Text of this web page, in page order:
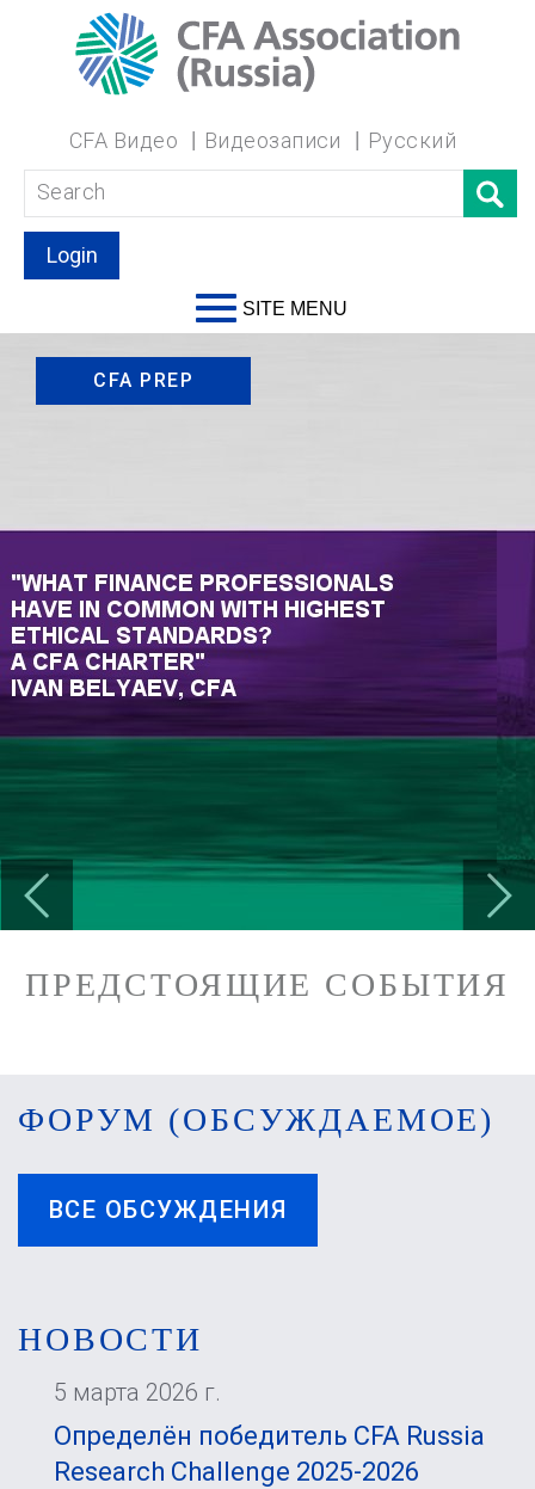
CFA Видео Видеозаписи Русский
Login
SITE MENU
CFA PREP
Previous
ПРЕДСТОЯЩИЕ СОБЫТИЯ
ФОРУМ (ОБСУЖДАЕМОЕ)
ВСЕ ОБСУЖДЕНИЯ
НОВОСТИ
5 марта 2026 г.
Определён победитель CFA Russia
Research Challenge 2025-2026